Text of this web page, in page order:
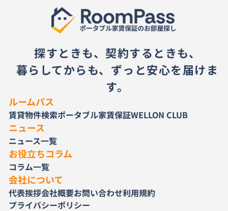
探すときも、契約するときも、
暮らしてからも、ずっと安心を届けま
す。
ルームパス
賃貸物件検索ポータブル家賃保証WELLON CLUB
ニュース
ニュース一覧
お役立ちコラム
コラム一覧
会社について
代表挨拶会社概要お問い合わせ利用規約
プライバシーポリシー